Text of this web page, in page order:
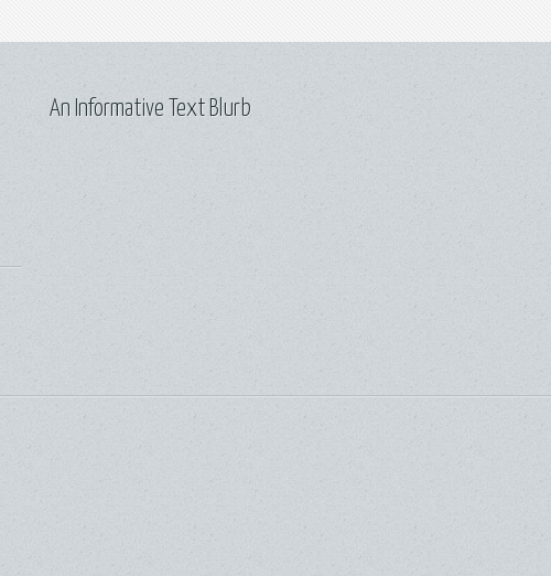
An Informative Text Blurb